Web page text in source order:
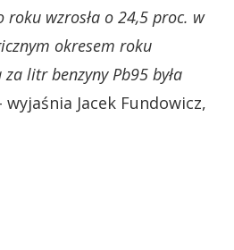
roku wzrosła o 24,5 proc. w
okresem roku
litr benzyny Pb95 była
wyjaśnia Jacek Fundowicz,